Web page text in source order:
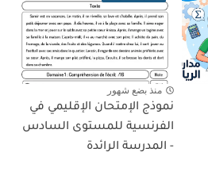
منذ بضع شهور
نموذج الإمتحان الإقليمي في
الفرنسية للمستوى السادس
- المدرسة الرائدة